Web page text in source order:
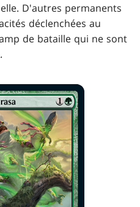
D'autres permanents
déclenchées au
de bataille qui ne sont